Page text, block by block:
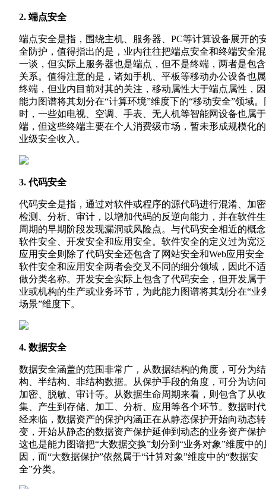
2. 端点安全
端点安全是指，围绕主机、服务器、PC等计算设备展开的
全防护，值得指出的是，业内往往把端点安全和终端安全
一谈，但实际上服务器也是端点，但不是终端，两者是包
关系。值得注意的是，诸如手机、平板等移动办公设备也
终端，但业内目前对其的关注，移动属性大于端点属性，
能力图谱将其划分在“计算环境”维度下的“移动安全”领域。
时，一些如电视、空调、手表、无人机等智能网设备也属
端，但这些终端主要在个人消费级市场，暂未形成规模化
业级安全收入。
3. 代码安全
代码安全是指，通过对软件或程序的源代码进行混淆、加
检测、分析、审计，以增加代码的反逆向能力，并在软件
周期的早期阶段发现漏洞或风险点。与代码安全相近的概
软件安全、开发安全和应用安全。软件安全的定义过为宽
应用安全则除了代码安全还包含了网站安全和Web应用安全
软件安全和应用安全两者会交叉不同的细分领域，因此不
做分类名称。开发安全实际上包含了代码安全，但开发属
业或机构的生产或业务环节，为此能力图谱将其划分在“业
场景”维度下。
4. 数据安全
数据安全涵盖的范围非常广，从数据结构的角度，可分为结
构、半结构、非结构数据。从保护手段的角度，可分为访
加密、脱敏、审计等。从数据生命周期来看，则包含了从收
集、产生到存储、加工、分析、应用等各个环节。数据时
经来临，数据资产的保护内涵正在从静态保护开始向动态转
变，开始从静态的数据资产保护延伸到动态的业务资产保
这也是能力图谱把“大数据交换”划分到“业务对象”维度中的
因，而“大数据保护”依然属于“计算对象”维度中的“数据安
全”分类。